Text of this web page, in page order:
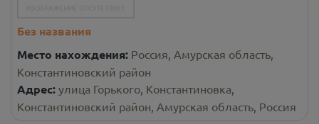
Без названия
Место нахождения: Россия, Амурская область,
Константиновский район
Адрес: улица Горького, Константиновка,
Константиновский район, Амурская область, Россия